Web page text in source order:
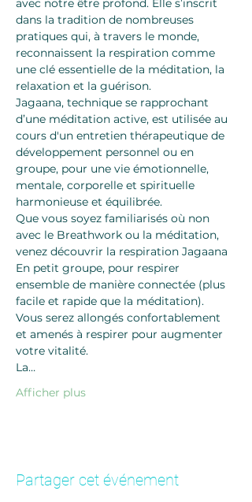
avec notre être profond. Elle s’inscrit
dans la tradition de nombreuses
pratiques qui, à travers le monde,
reconnaissent la respiration comme
une clé essentielle de la méditation, la
relaxation et la guérison.
Jagaana, technique se rapprochant
d’une méditation active, est utilisée au
cours d'un entretien thérapeutique de
développement personnel ou en
groupe, pour une vie émotionnelle,
mentale, corporelle et spirituelle
harmonieuse et équilibrée.
Que vous soyez familiarisés où non
avec le Breathwork ou la méditation,
venez découvrir la respiration Jagaana
En petit groupe, pour respirer
ensemble de manière connectée (plus
facile et rapide que la méditation).
Vous serez allongés confortablement
et amenés à respirer pour augmenter
votre vitalité.
La…
Afficher plus
Partager cet événement